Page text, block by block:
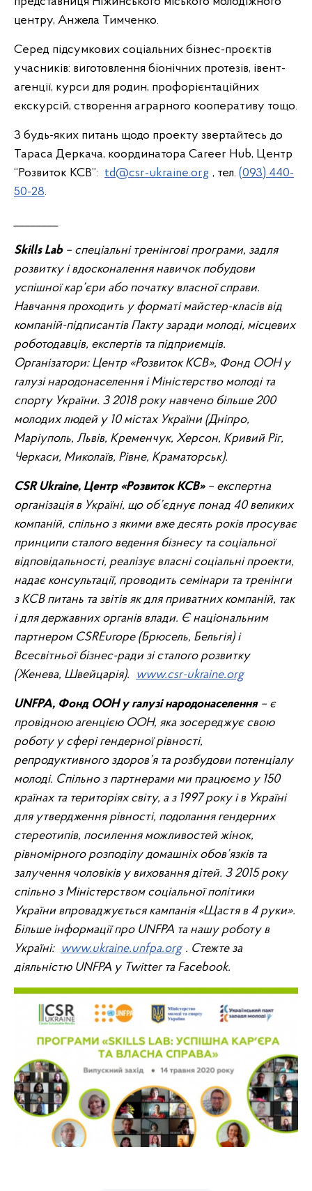
центру, Анжела Тимченко.
Серед підсумкових соціальних бізнес-проєктів
учасників: виготовлення біонічних протезів, івент-
агенції, курси для родин, профорієнтаційних
екскурсій, створення аграрного кооперативу тощо.
З будь-яких питань щодо проекту звертайтесь до
Тараса Деркача, координатора Career Hub, Центр
“Розвиток КСВ”: td@csr-ukraine.org , тел. (093) 440-
50-28.
Skills Lab– спеціальні тренінгові програми, задля
розвитку і вдосконалення навичок побудови
успішної кар’єри або початку власної справи.
Навчання проходить у форматі майстер-класів від
компаній-підписантів Пакту заради молоді, місцевих
роботодавців, експертів та підприємців.
Організатори: Центр «Розвиток КСВ», Фонд ООН у
галузі народонаселення і Міністерство молоді та
спорту України. З 2018 року навчено більше 200
молодих людей у 10 містах України (Дніпро,
Маріуполь, Львів, Кременчук, Херсон, Кривий Ріг,
Черкаси, Миколаїв, Рівне, Краматорськ).
CSR Ukraine, Центр «Розвиток КСВ»– експертна
організація в Україні, що об’єднує понад 40 великих
компаній, спільно з якими вже десять років просуває
принципи сталого ведення бізнесу та соціальної
відповідальності, реалізує власні соціальні проекти,
надає консультації, проводить семінари та тренінги
з КСВ питань та звітів як для приватних компаній, так
і для державних органів влади. Є національним
партнером CSREurope (Брюсель, Бельгія) і
Всесвітньої бізнес-ради зі сталого розвитку
(Женева, Швейцарія).
www.csr-ukraine.org
UNFPA, Фонд ООН у галузі народонаселення– є
провідною агенцією ООН, яка зосереджує свою
роботу у сфері гендерної рівності,
репродуктивного здоров’я та розбудови потенціалу
молоді. Спільно з партнерами ми працюємо у 150
країнах та територіях світу, а з 1997 року і в Україні
для утвердження рівності, подолання гендерних
стереотипів, посилення можливостей жінок,
рівномірного розподілу домашніх обов’язків та
залучення чоловіків у виховання дітей. З 2015 року
спільно з Міністерством соціальної політики
України впроваджується кампанія «Щастя в 4 руки».
Більше інформації про UNFPA та нашу роботу в
Україні: www.ukraine.unfpa.org . Стежте за
діяльністю UNFPA у Twitter та Facebook.